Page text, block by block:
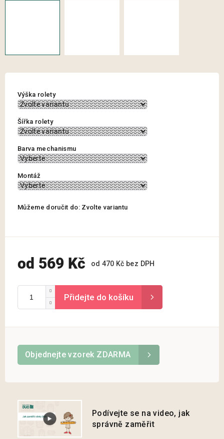
od 569 Kč od 470 Kč bez DPH
Výška rolety
Šířka rolety
Barva mechanismu
Montáž
Můžeme doručit do: Zvolte variantu
Objednejte vzorek ZDARMA
Podívejte se na video, jak
správně zaměřit